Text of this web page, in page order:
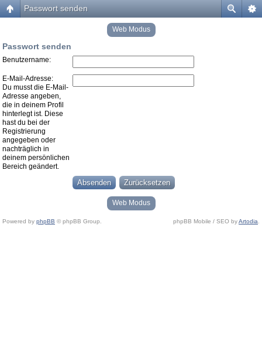
Passwort senden
Web Modus
Passwort senden
Benutzername:
E-Mail-Adresse:
Du musst die E-Mail-
Adresse angeben,
die in deinem Profil
hinterlegt ist. Diese
hast du bei der
Registrierung
angegeben oder
nachträglich in
deinem persönlichen
Bereich geändert.
Web Modus
Powered by phpBB © phpBB Group. phpBB Mobile / SEO byArtodia